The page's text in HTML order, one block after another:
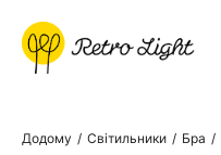
Додому / Світильники / Бра /